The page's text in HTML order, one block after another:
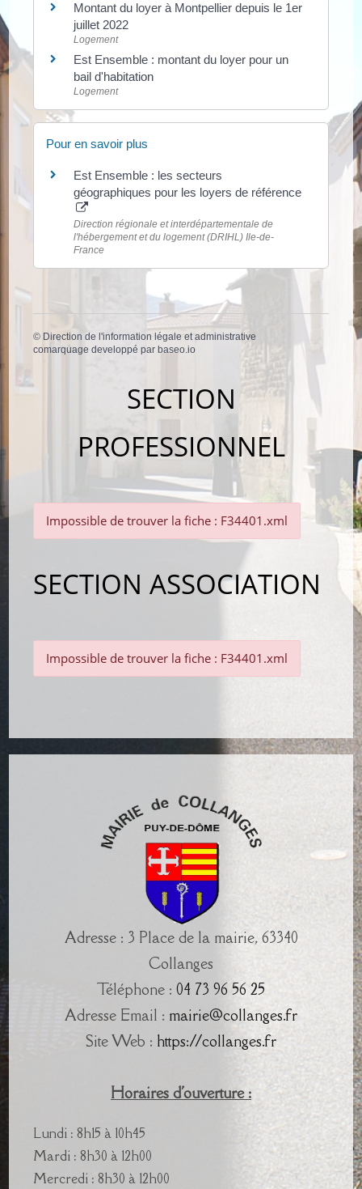
Montant du loyer à Montpellier depuis le 1er
juillet 2022
Logement
Est Ensemble : montant du loyer pour un
bail d'habitation
Logement
Pour en savoir plus
Est Ensemble : les secteurs
géographiques pour les loyers de référence
Direction régionale et interdépartementale de
l'hébergement et du logement (DRIHL) Ile-de-
France
© Direction de l'information légale et administrative
comarquage developpé par baseo.io
SECTION
PROFESSIONNEL
Impossible de trouver la fiche : F34401.xml
SECTION ASSOCIATION
Impossible de trouver la fiche : F34401.xml
Adresse : 3 Place de la mairie, 63340
Collanges
Téléphone : 04 73 96 56 25
Adresse Email : mairie@collanges.fr
Site Web : https://collanges.fr
Horaires d'ouverture :
Lundi : 8h15 à 10h45
Mardi : 8h30 à 12h00
Mercredi : 8h30 à 12h00